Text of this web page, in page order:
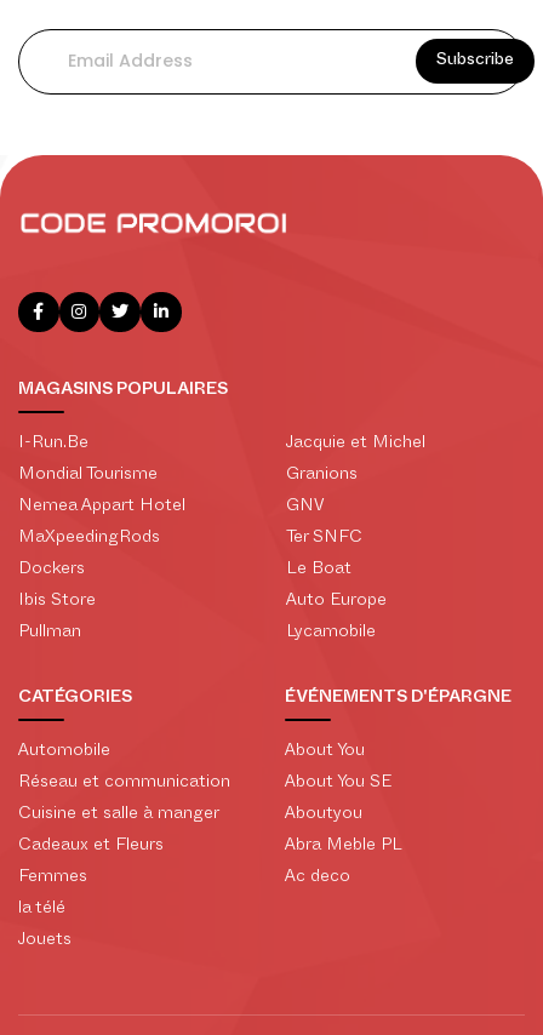
Subscribe
MAGASINS POPULAIRES
I-Run.Be
Mondial Tourisme
Nemea Appart Hotel
MaXpeedingRods
Dockers
Ibis Store
Pullman
Jacquie et Michel
Granions
GNV
Ter SNFC
Le Boat
Auto Europe
Lycamobile
CATÉGORIES
Automobile
Réseau et communication
Cuisine et salle à manger
Cadeaux et Fleurs
Femmes
la télé
Jouets
ÉVÉNEMENTS D'ÉPARGNE
About You
About You SE
Aboutyou
Abra Meble PL
Ac deco